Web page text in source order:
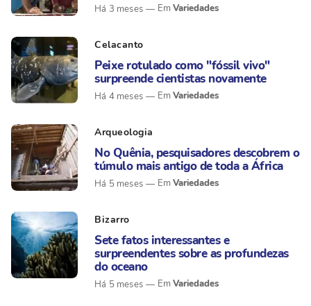
Há 3 meses Variedades
Celacanto
Peixe rotulado como "fóssil vivo"
surpreende cientistas novamente
Há 4 meses Variedades
Arqueologia
No Quênia, pesquisadores descobrem o
túmulo mais antigo de toda a África
Há 5 meses Variedades
Bizarro
Sete fatos interessantes e
surpreendentes sobre as profundezas
do oceano
Há 5 meses Variedades